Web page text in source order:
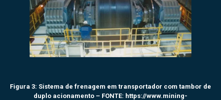
Figura 3: Sistema de frenagem em transportador com tambor de
duplo acionamento – FONTE: https://www.mining-